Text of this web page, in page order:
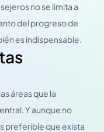
no se limita a
del progreso de
es indispensable.
áreas que la
Y aunque no
preferible que exista